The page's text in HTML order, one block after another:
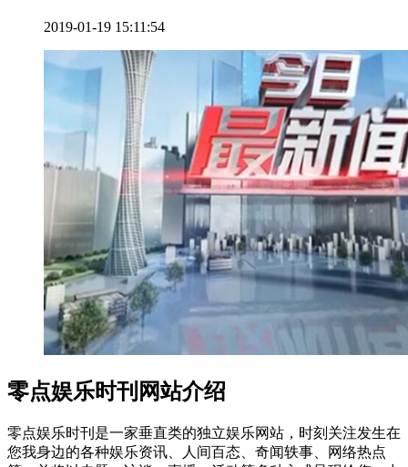
2019-01-19 15:11:54
零点娱乐时刊网站介绍
零点娱乐时刊是一家垂直类的独立娱乐网站，时刻关注发生在
您我身边的各种娱乐资讯、人间百态、奇闻轶事、网络热点